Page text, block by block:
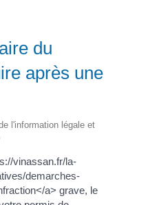
du
après une
l'information légale et
vinassan.fr/la-
demarches-
a> grave, le